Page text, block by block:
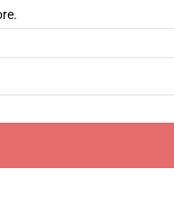
Vezi costurile.